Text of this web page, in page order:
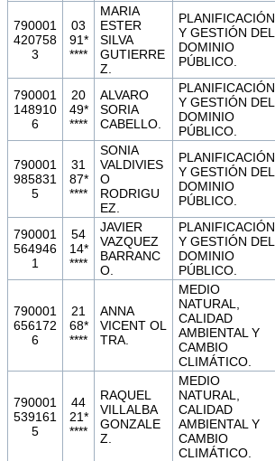
790001
420758
3
03
91*
****
MARIA
ESTER
SILVA
GUTIERRE
Z.
PLANIFICACIÓN
Y GESTIÓN DEL
DOMINIO
PÚBLICO.
790001
148910
6
20
49*
****
ALVARO
SORIA
CABELLO.
PLANIFICACIÓN
Y GESTIÓN DEL
DOMINIO
PÚBLICO.
790001
985831
5
31
87*
****
SONIA
VALDIVIES
O
RODRIGU
EZ.
PLANIFICACIÓN
Y GESTIÓN DEL
DOMINIO
PÚBLICO.
790001
564946
1
54
14*
****
JAVIER
VAZQUEZ
BARRANC
O.
PLANIFICACIÓN
Y GESTIÓN DEL
DOMINIO
PÚBLICO.
790001
656172
6
21
68*
****
ANNA
VICENT OL
TRA.
MEDIO
NATURAL,
CALIDAD
AMBIENTAL Y
CAMBIO
CLIMÁTICO.
790001
539161
5
44
21*
****
RAQUEL
VILLALBA
GONZALE
Z.
MEDIO
NATURAL,
CALIDAD
AMBIENTAL Y
CAMBIO
CLIMÁTICO.